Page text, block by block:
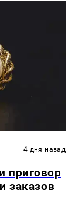
4 дня назад
приговор
заказов